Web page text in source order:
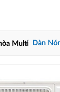
Multi Dàn